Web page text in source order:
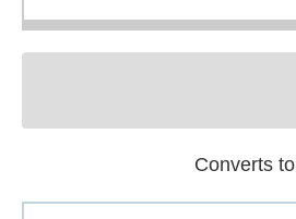
Converts to